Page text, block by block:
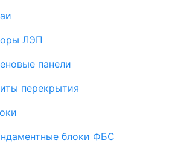
ЛЭП
панели
перекрытия
блоки ФБС